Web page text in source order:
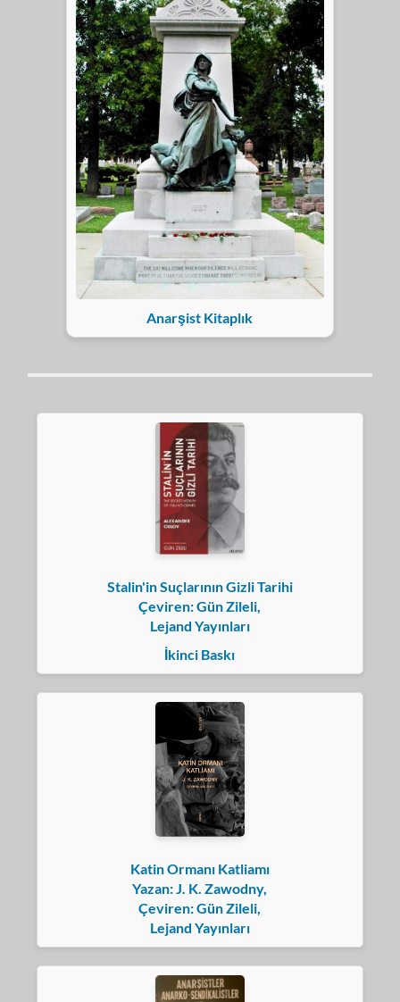
Anarşist Kitaplık
Stalin'in Suçlarının Gizli Tarihi
Çeviren: Gün Zileli,
Lejand Yayınları
İkinci Baskı
Katin Ormanı Katliamı
Yazan: J. K. Zawodny,
Çeviren: Gün Zileli,
Lejand Yayınları